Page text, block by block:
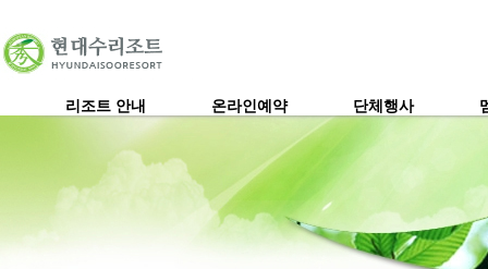
리조트 안내 온라인예약 단체행사